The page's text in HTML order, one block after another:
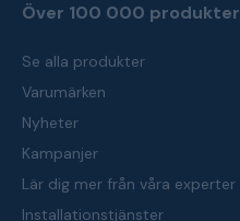
Över 100 000 produkter
Se alla produkter
Varumärken
Nyheter
Kampanjer
Lär dig mer från våra experter
Installationstjänster